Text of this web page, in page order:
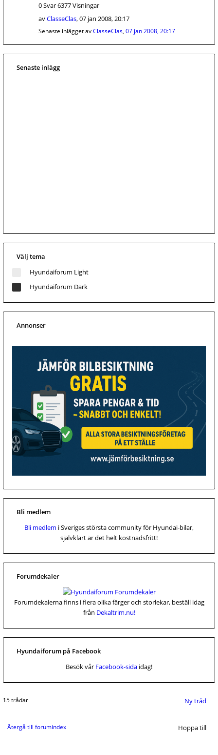
0 Svar 6377 Visningar
avClasseClas,07 jan 2008, 20:17
Senaste inlägget avClasseClas, 07 jan 2008, 20:17
Senaste inlägg
Välj tema
Hyundaiforum Light
Hyundaiforum Dark
Annonser
Bli medlem
Bli medlem i Sveriges största community för Hyundai-bilar,
självklart är det helt kostnadsfritt!
Forumdekaler
Forumdekalerna finns i flera olika färger och storlekar, beställ idag
från Dekaltrim.nu!
Hyundaiforum på Facebook
Besök vår Facebook-sida idag!
Ny tråd
15 trådar
Återgå till forumindex Hoppa till